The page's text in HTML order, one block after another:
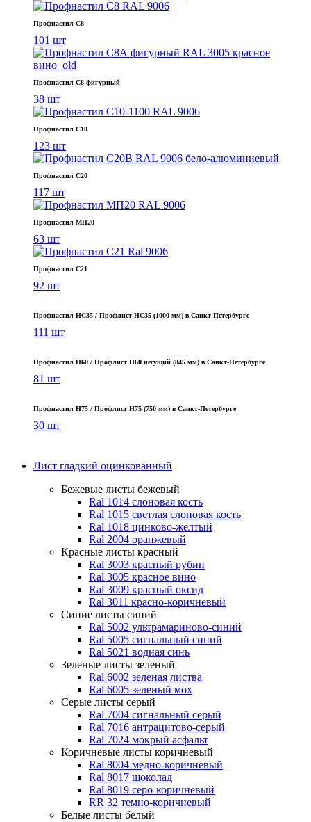
Профнастил С8
101 шт
Профнастил С8 фигурный
38 шт
Профнастил С10
123 шт
Профнастил С20
117 шт
Профнастил МП20
63 шт
Профнастил С21
92 шт
Профнастил НС35 / Профлист НС35 (1000 мм) в Санкт‑Петербурге
111 шт
Профнастил Н60 / Профлист Н60 несущий (845 мм) в Санкт-Петербурге
81 шт
Профнастил Н75 / Профлист Н75 (750 мм) в Санкт-Петербурге
30 шт
Лист гладкий оцинкованный
Бежевые листы бежевый
Ral 1014 слоновая кость
Ral 1015 светлая слоновая кость
Ral 1018 цинково-желтый
Ral 2004 оранжевый
Красные листы красный
Ral 3003 красный рубин
Ral 3005 красное вино
Ral 3009 красный оксид
Ral 3011 красно-коричневый
Синие листы синий
Ral 5002 ультрамариново-синий
Ral 5005 сигнальный синий
Ral 5021 водная синь
Зеленые листы зеленый
Ral 6002 зеленая листва
Ral 6005 зеленый мох
Серые листы серый
Ral 7004 сигнальный серый
Ral 7016 антрацитово-серый
Ral 7024 мокрый асфальт
Коричневые листы коричневый
Ral 8004 медно-коричневый
Ral 8017 шоколад
Ral 8019 серо-коричневый
RR 32 темно-коричневый
Белые листы белый